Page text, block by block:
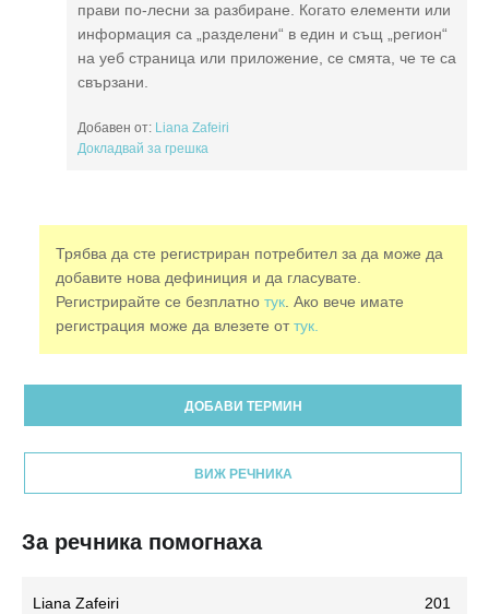
прави по-лесни за разбиране. Когато елементи или
информация са „разделени“ в един и същ „регион“
на уеб страница или приложение, се смята, че те са
свързани.
Добавен от: Liana Zafeiri
Докладвай за грешка
Трябва да сте регистриран потребител за да може да
добавите нова дефиниция и да гласувате.
Регистрирайте се безплатнотук . Ако вече имате
регистрация може да влезете оттук.
ДОБАВИ ТЕРМИН
ВИЖ РЕЧНИКА
За речника помогнаха
Liana Zafeiri 201